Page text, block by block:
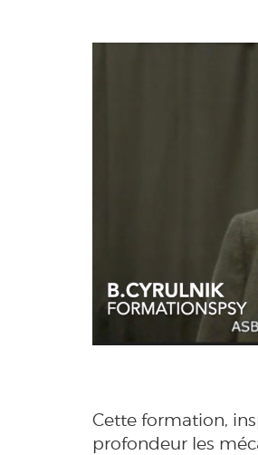
Cette formation,
profondeur les